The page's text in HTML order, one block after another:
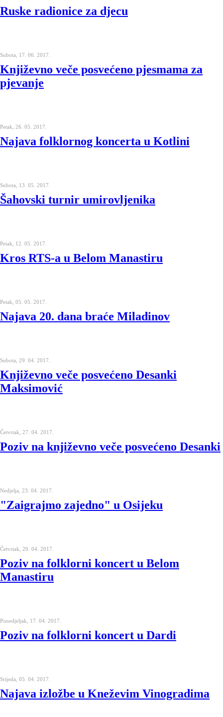
Ruske radionice za djecu
Subota, 17. 06. 2017.
Književno veče posvećeno pjesmama za
pjevanje
Petak, 26. 05. 2017.
Najava folklornog koncerta u Kotlini
Subota, 13. 05. 2017.
Šahovski turnir umirovljenika
Petak, 12. 05. 2017.
Kros RTS-a u Belom Manastiru
Petak, 05. 05. 2017.
Najava 20. dana braće Miladinov
Subota, 29. 04. 2017.
Književno veče posvećeno Desanki
Maksimović
Četvrtak, 27. 04. 2017.
Poziv na književno veče posvećeno Desanki
Nedjelja, 23. 04. 2017.
"Zaigrajmo zajedno" u Osijeku
Četvrtak, 20. 04. 2017.
Poziv na folklorni koncert u Belom
Manastiru
Ponedjeljak, 17. 04. 2017.
Poziv na folklorni koncert u Dardi
Srijeda, 05. 04. 2017.
Najava izložbe u Kneževim Vinogradima